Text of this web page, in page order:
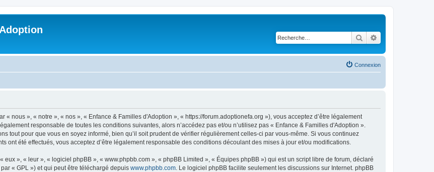
Rechercher
Connexion
nous », « notre », « nos », « Enfance & Familles d'Adoption », « https://forum.adoptionefa.org »), vous acceptez d’être légalement
responsable de toutes les conditions suivantes, alors n’accédez pas et/ou n’utilisez pas « Enfance & Familles d'Adoption ».
tout pour que vous en soyez informé, bien qu’il soit prudent de vérifier régulièrement celles-ci par vous-même. Si vous continuez
ont été effectués, vous acceptez d’être légalement responsable des conditions découlant des mises à jour et/ou modifications.
», « leur », « logiciel phpBB », « www.phpbb.com », « phpBB Limited », « Équipes phpBB ») qui est un script libre de forum, déclaré
« GPL ») et qui peut être téléchargé depuis www.phpbb.com . Le logiciel phpBB facilite seulement les discussions sur Internet. phpBB